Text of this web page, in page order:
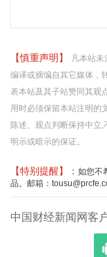
【慎重声明】
凡本站未
编译或摘编自其它媒体，
表本站及其子站赞同其观
用时必须保留本站注明的
陈述、观点判断保持中立
明示或暗示的保证。
【特别提醒】： 如您不
品。邮箱：
中国财经新闻网客